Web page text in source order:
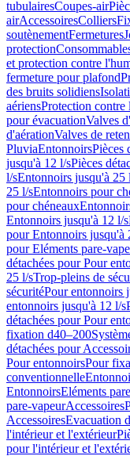
tubulairesCoupes-air
airAccessoiresColliers
soutènementFermetures
protection
et protection contre
fermeture pour plafond
des bruits solidiens
aériensProtection contre
pour évacuationValves
d'aérationValves de
PluviaEntonnoirsPièces
jusqu'à 12 l/sPièces
l/sEntonnoirs jusqu'à 25
25 l/sEntonnoirs pour
pour chéneaux
Entonnoirs jusqu'à 12 l/s
pour Entonnoirs jusqu'à
pour Eléments pare-
détachées pour Pour
25 l/sTrop-pleins de
sécuritéPour entonnoirs
entonnoirs jusqu'à 12 l/s
détachées pour Pour
fixation d40–200
détachées pour
Pour entonnoirsPour
conventionnelle
EntonnoirsEléments
pare-vapeurAccessoires
AccessoiresEvacuation
l'intérieur et l'extérieur
pour l'intérieur et